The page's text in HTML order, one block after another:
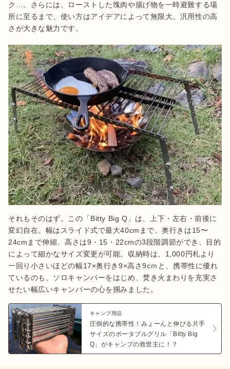
ク…。さらには、ローストした塊肉や揚げ物を一時避難する場
所に至るまで、使い方はアイデアによって無限大。汎用性の高
さが大きな魅力です。
それもそのはず。この「Bitty Big Q」は、上下・左右・前後に
変幻自在。幅はスライド式で最大40cmまで、奥行きは15〜
24cmまで伸縮、高さは9・15・22cmの3段階調節ができ、目的
によって細かなサイズ変更が可能。収納時は、1,000円札より
一回り小さいほどの幅17×奥行き9×高さ9cｍと、携帯性に優れ
ているのも、ソロキャンパーをはじめ、焚き火まわりを充実さ
せたい幅広いキャンパーの心を掴みました。
キャンプ用品
圧倒的な携帯性！みょーんと伸びる片手
サイズのポータブルグリル「Bitty Big
Q」がキャンプの救世主に！？